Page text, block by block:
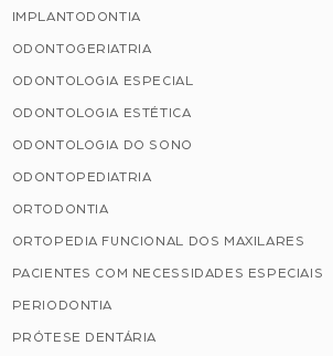
IMPLANTODONTIA
ODONTOGERIATRIA
ODONTOLOGIA ESPECIAL
ODONTOLOGIA ESTÉTICA
ODONTOLOGIA DO SONO
ODONTOPEDIATRIA
ORTODONTIA
ORTOPEDIA FUNCIONAL DOS MAXILARES
PACIENTES COM NECESSIDADES ESPECIAIS
PERIODONTIA
PRÓTESE DENTÁRIA